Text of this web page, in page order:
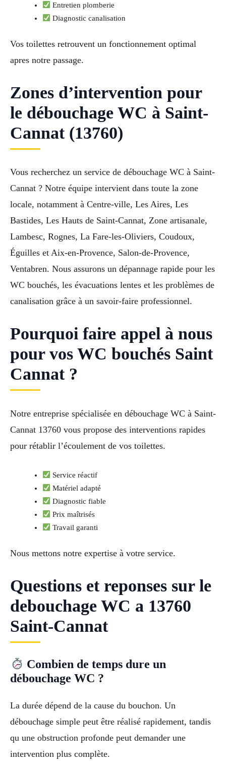
Entretien plomberie
Diagnostic canalisation
Vos toilettes retrouvent un fonctionnement optimal
apres notre passage.
Zones d’intervention pour
le débouchage WC à Saint-
Cannat (13760)
Vous recherchez un service de débouchage WC à Saint-
Cannat ? Notre équipe intervient dans toute la zone
locale, notamment à Centre-ville, Les Aires, Les
Bastides, Les Hauts de Saint-Cannat, Zone artisanale,
Lambesc, Rognes, La Fare-les-Oliviers, Coudoux,
Éguilles et Aix-en-Provence, Salon-de-Provence,
Ventabren. Nous assurons un dépannage rapide pour les
WC bouchés, les évacuations lentes et les problèmes de
canalisation grâce à un savoir-faire professionnel.
Pourquoi faire appel à nous
pour vos WC bouchés Saint
Cannat ?
Notre entreprise spécialisée en débouchage WC à Saint-
Cannat 13760 vous propose des interventions rapides
pour rétablir l’écoulement de vos toilettes.
Service réactif
Matériel adapté
Diagnostic fiable
Prix maîtrisés
Travail garanti
Nous mettons notre expertise à votre service.
Questions et reponses sur le
debouchage WC a 13760
Saint-Cannat
Combien de temps dure un
débouchage WC ?
La durée dépend de la cause du bouchon. Un
débouchage simple peut être réalisé rapidement, tandis
qu une obstruction profonde peut demander une
intervention plus complète.